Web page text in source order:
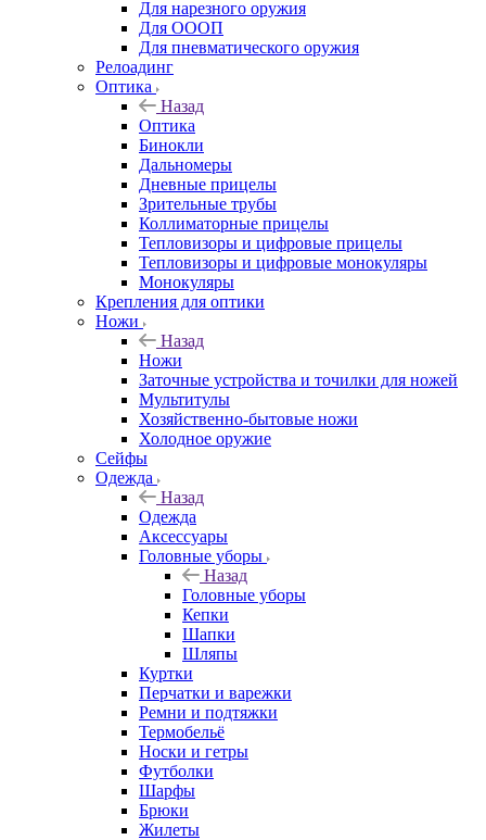
Для нарезного оружия
Для ОООП
Для пневматического оружия
Релоадинг
Оптика
Назад
Оптика
Бинокли
Дальномеры
Дневные прицелы
Зрительные трубы
Коллиматорные прицелы
Тепловизоры и цифровые прицелы
Тепловизоры и цифровые монокуляры
Монокуляры
Крепления для оптики
Ножи
Назад
Ножи
Заточные устройства и точилки для ножей
Мультитулы
Хозяйственно-бытовые ножи
Холодное оружие
Сейфы
Одежда
Назад
Одежда
Аксессуары
Головные уборы
Назад
Головные уборы
Кепки
Шапки
Шляпы
Куртки
Перчатки и варежки
Ремни и подтяжки
Термобельё
Носки и гетры
Футболки
Шарфы
Брюки
Жилеты